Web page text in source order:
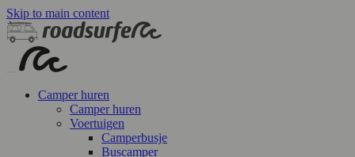
Skip to main content
Camper huren
Camper huren
Voertuigen
Camperbusje
Buscamper